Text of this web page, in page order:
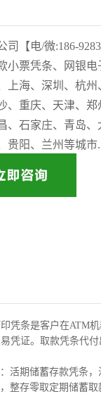
司【电/微:186-
小票凭条、网银
上海、深圳、杭
、重庆、天津、
、石家庄、青岛
贵阳、兰州等城市.
凭条是客户在ATM
凭证。取款凭条代
活期储蓄存款凭条
整存零取定期储蓄取